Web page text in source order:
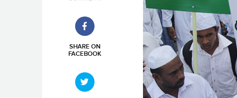
SHARE ON
FACEBOOK